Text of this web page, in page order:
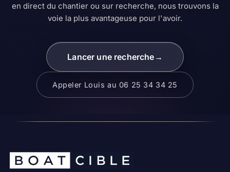
en direct du chantier ou sur recherche, nous trouvons la
voie la plus avantageuse pour l'avoir.
Lancer une recherche →
Appeler Louis au 06 25 34 34 25